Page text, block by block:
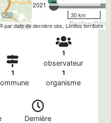
2021
Nombre
30 km
par date de dernière obs, Limites territoire
1
1
observateur
1
organisme
Dernière